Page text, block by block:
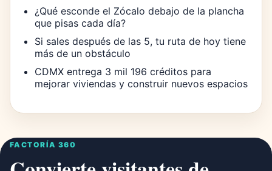
¿Qué esconde el Zócalo debajo de la plancha
que pisas cada día?
Si sales después de las 5, tu ruta de hoy tiene
más de un obstáculo
CDMX entrega 3 mil 196 créditos para
mejorar viviendas y construir nuevos espacios
FACTORÍA 360